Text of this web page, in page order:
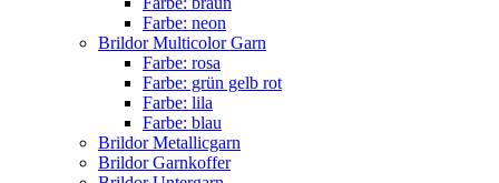
Farbe: neon
Brildor Multicolor Garn
Farbe: rosa
Farbe: grün gelb rot
Farbe: lila
Farbe: blau
Brildor Metallicgarn
Brildor Garnkoffer